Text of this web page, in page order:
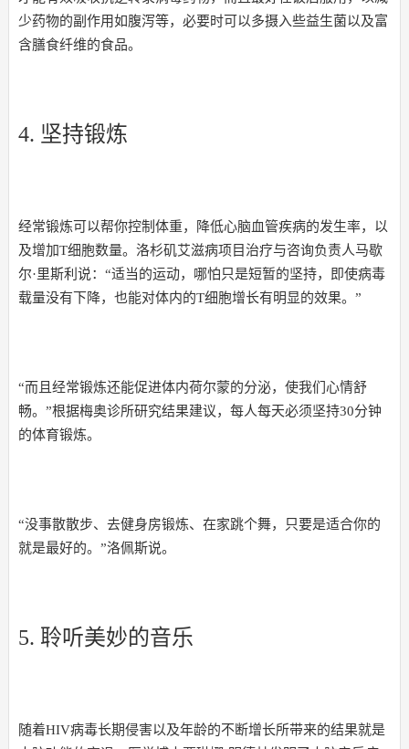
少药物的副作用如腹泻等，必要时可以多摄入些益生菌以及富
含膳食纤维的食品。
4. 坚持锻炼
经常锻炼可以帮你控制体重，降低心脑血管疾病的发生率，以
及增加T细胞数量。洛杉矶艾滋病项目治疗与咨询负责人马歇
尔·里斯利说：“适当的运动，哪怕只是短暂的坚持，即使病毒
载量没有下降，也能对体内的T细胞增长有明显的效果。”
“而且经常锻炼还能促进体内荷尔蒙的分泌，使我们心情舒
畅。”根据梅奥诊所研究结果建议，每人每天必须坚持30分钟
的体育锻炼。
“没事散散步、去健身房锻炼、在家跳个舞，只要是适合你的
就是最好的。”洛佩斯说。
5. 聆听美妙的音乐
随着HIV病毒长期侵害以及年龄的不断增长所带来的结果就是